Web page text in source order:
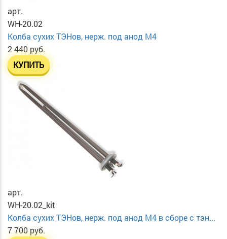
арт.
WH-20.02
Колба сухих ТЭНов, нерж. под анод М4
2 440 руб.
КУПИТЬ
арт.
WH-20.02_kit
Колба сухих ТЭНов, нерж. под анод М4 в сборе с тэн...
7 700 руб.